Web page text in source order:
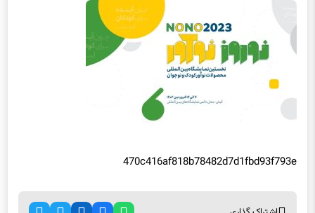
470c416af818b78482d7d1fbd93f793e